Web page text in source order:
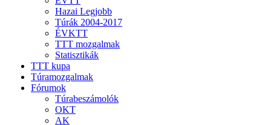
Hazai Legjobb
Túrák 2004-2017
ÉVKTT
TTT mozgalmak
Statisztikák
TTT kupa
Túramozgalmak
Fórumok
Túrabeszámolók
OKT
AK